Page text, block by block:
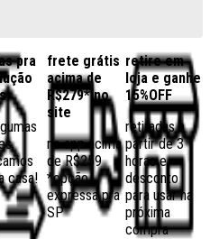
pra
casa!
frete grátis
acima de
R$279* no
site
no app acima
de R$259
*opção
expressa pra
SP
retire em
loja e ganhe
15%OFF
retiradas a
partir de 3
horas e
desconto
para usar na
próxima
compra